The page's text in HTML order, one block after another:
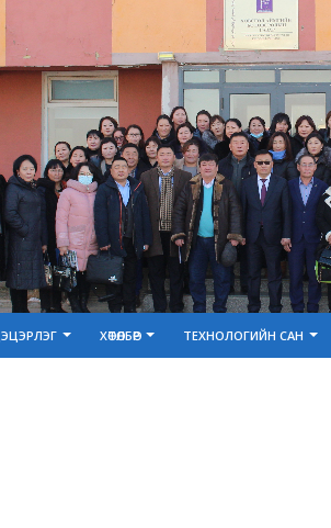
ХӨТӨЛБӨР ТЕХНОЛОГИЙН САН